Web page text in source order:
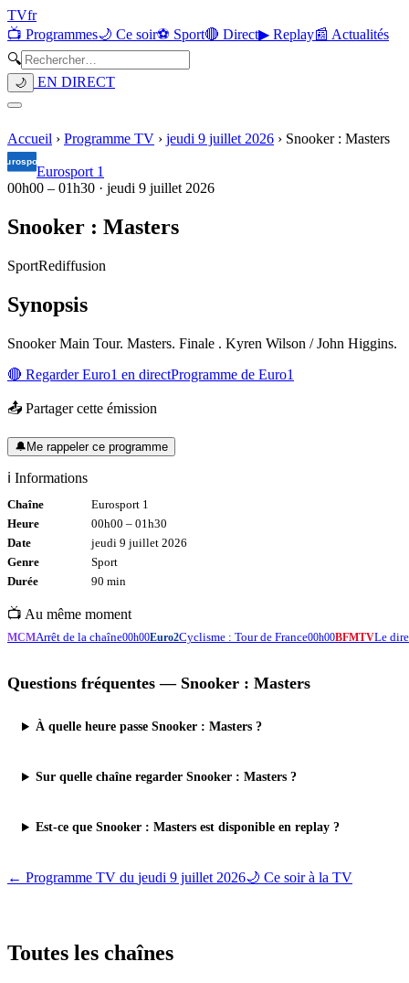
TVfr
📺 Programmes🌙 Ce soir⚽ Sport🔴 Direct▶ Replay📰 Actualités
🔍
🌙 EN DIRECT
Accueil › Programme TV › jeudi 9 juillet 2026 › Snooker : Masters
Eurosport 1
00h00 – 01h30 · jeudi 9 juillet 2026
Snooker : Masters
SportRediffusion
Synopsis
Snooker Main Tour. Masters. Finale . Kyren Wilson / John Higgins.
🔴 RegarderEuro1 en directProgramme de Euro1
📤 Partager cette émission
🔔Me rappeler ce programme
ℹ️ Informations
Chaîne
Eurosport 1
Heure
00h00 – 01h30
Date
jeudi 9 juillet 2026
Genre
Sport
Durée
90 min
📺 Au même moment
MCMArrêt de la chaîne00h00Euro2Cyclisme : Tour de France00h00BFMTVLe
Questions fréquentes — Snooker : Masters
À quelle heure passe Snooker : Masters ?
Sur quelle chaîne regarder Snooker : Masters ?
Est-ce que Snooker : Masters est disponible en replay ?
← Programme TV du jeudi 9 juillet 2026🌙 Ce soir à la TV
Toutes les chaînes